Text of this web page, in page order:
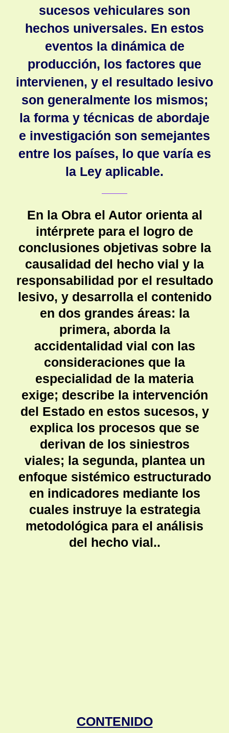
sucesos vehiculares son
hechos universales. En estos
eventos la dinámica de
producción, los factores que
intervienen, y el resultado lesivo
son generalmente los mismos;
la forma y técnicas de abordaje
e investigación son semejantes
entre los países, lo que varía es
la Ley aplicable.
En la Obra el Autor orienta al
intérprete para el logro de
conclusiones objetivas sobre la
causalidad del hecho vial y la
responsabilidad por el resultado
lesivo, y desarrolla el contenido
en dos grandes áreas: la
primera, aborda la
accidentalidad vial con las
consideraciones que la
especialidad de la materia
exige; describe la intervención
del Estado en estos sucesos, y
explica los procesos que se
derivan de los siniestros
viales; la segunda, plantea un
enfoque sistémico estructurado
en indicadores mediante los
cuales instruye la estrategia
metodológica para el análisis
del hecho vial..
CONTENIDO